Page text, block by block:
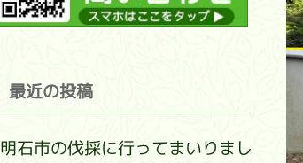
最近の投稿
明石市の伐採に行ってまいりまし